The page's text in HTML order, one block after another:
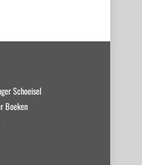
Schoeisel
Boeken